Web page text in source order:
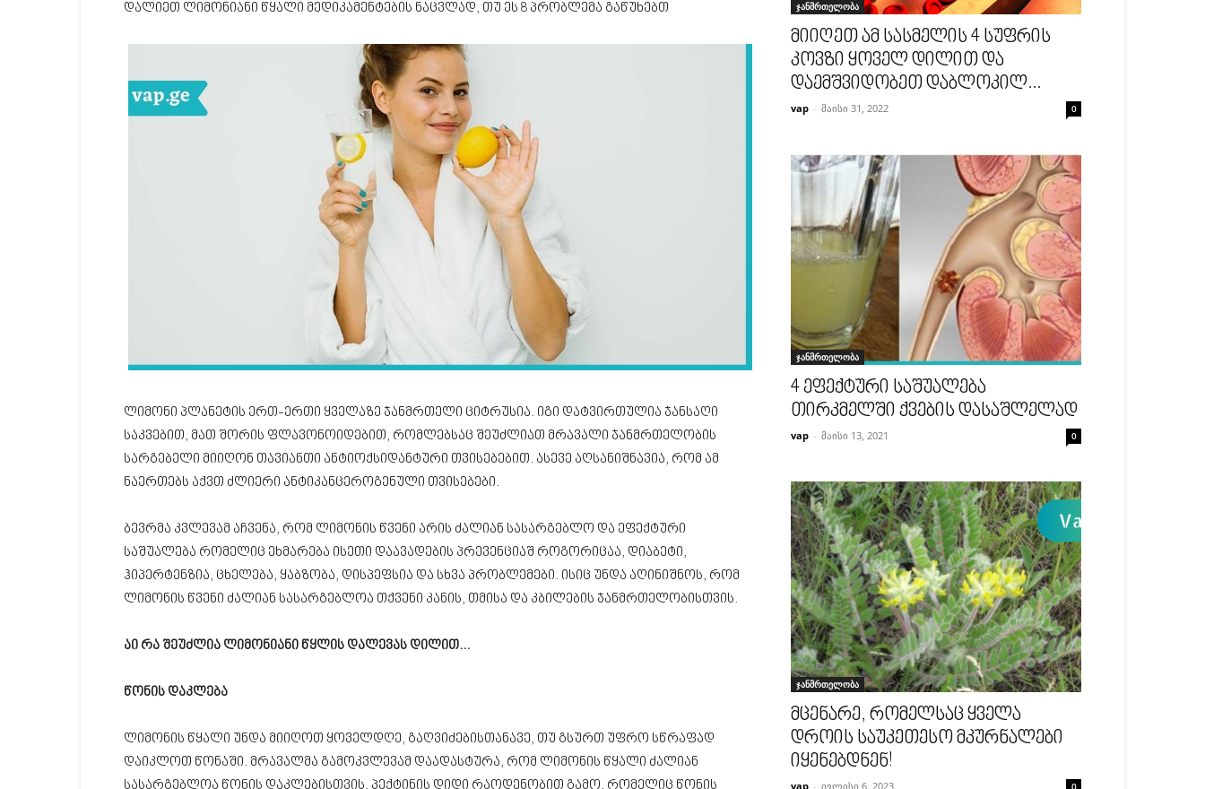
დალიეთ ლიმონიანი წყალი მედიკამენტების ნაცვლად, თუ ეს 8 პრობლემა გაწუხებთ
ლიმონი პლანეტის ერთ-ერთი ყველაზე ჯანმრთელი ციტრუსია. იგი დატვირთულია ჯანსაღი
საკვებით, მათ შორის ფლავონოიდებით, რომლებსაც შეუძლიათ მრავალი ჯანმრთელობის
სარგებელი მიიღონ თავიანთი ანტიოქსიდანტური თვისებებით. ასევე აღსანიშნავია, რომ ამ
ნაერთებს აქვთ ძლიერი ანტიკანცეროგენული თვისებები.
ბევრმა კვლევამ აჩვენა, რომ ლიმონის წვენი არის ძალიან სასარგებლო და ეფექტური
საშუალება რომელიც ეხმარება ისეთი დაავადების პრევენციაშ როგორიცაა, დიაბეტი,
ჰიპერტენზია, ცხელება, ყაბზობა, დისპეფსია და სხვა პრობლემები. ისიც უნდა აღინიშნოს, რომ
ლიმონის წვენი ძალიან სასარგებლოა თქვენი კანის, თმისა და კბილების ჯანმრთელობისთვის.
აი რა შეუძლია ლიმონიანი წყლის დალევას დილით…
წონის დაკლება
ლიმონის წყალი უნდა მიიღოთ ყოველდღე, გაღვიძებისთანავე, თუ გსურთ უფრო სწრაფად
დაიკლოთ წონაში. მრავალმა გამოკვლევამ დაადასტურა, რომ ლიმონის წყალი ძალიან
ჯანმრთელობა
მიიღეთ ამ სასმელის 4 სუფრის
კოვზი ყოველ დილით და
დაემშვიდობეთ დაბლოკილ...
vap - მაისი 31, 2022 0
ჯანმრთელობა
4 ეფექტური საშუალება
თირკმელში ქვების დასაშლელად
vap - მაისი 13, 2021 0
ჯანმრთელობა
მცენარე, რომელსაც ყველა
დროის საუკეთესო მკურნალები
იყენებდნენ!
vap - ივლისი 6, 2023